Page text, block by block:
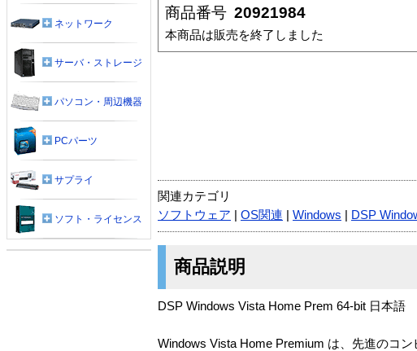
商品番号 20921984
本商品は販売を終了しました
関連カテゴリ
ソフトウェア
OS関連 Windows DSP
商品説明
DSP Windows Vista Home Prem 64-bit 日本語
Windows Vista Home Premium は、先進のコ
ネットワーク
サーバ・ストレージ
パソコン・周辺機器
PCパーツ
サプライ
ソフト・ライセンス